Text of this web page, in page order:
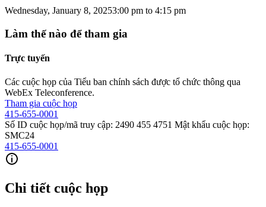
Wednesday, January 8, 20253:00 pm to 4:15 pm
Làm thế nào để tham gia
Trực tuyến
Các cuộc họp của Tiểu ban chính sách được tổ chức thông qua
WebEx Teleconference.
Tham gia cuộc họp
415-655-0001
Số ID cuộc họp/mã truy cập: 2490 455 4751 Mật khẩu cuộc họp:
SMC24
415-655-0001
Chi tiết cuộc họp